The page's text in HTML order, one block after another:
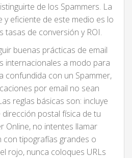
de los Spammers. La
y eficiente de este medio es lo
tasas de conversión y ROI.
buenas prácticas de email
internacionales a modo para
confundida con un Spammer,
por email no sean
reglas básicas son: incluye
dirección postal física de tu
Online, no intentes llamar
con tipografías grandes o
rojo, nunca coloques URLs